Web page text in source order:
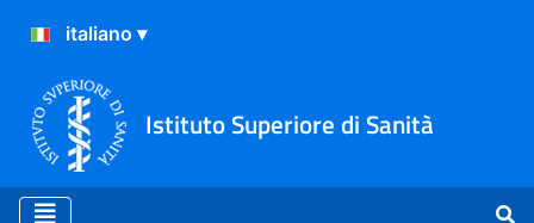
Istituto Superiore di Sanità